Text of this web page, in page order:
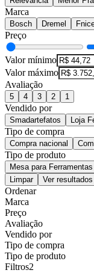
Marca
Bosch Dremel
Preço
Valor mínimo
Valor máximo
Avaliação
5 4 3 2 1
Vendido por
Smadartefatos Loja
Tipo de compra
Compra nacional
Tipo de produto
Mesa para Ferramentas
Limpar
Ver resultados
Ordenar
Marca
Preço
Avaliação
Vendido por
Tipo de compra
Tipo de produto
Filtros2